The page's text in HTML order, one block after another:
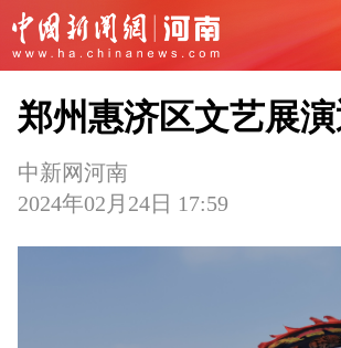
郑州惠济区文艺展
中新网河南
2024年02月24日 17:59